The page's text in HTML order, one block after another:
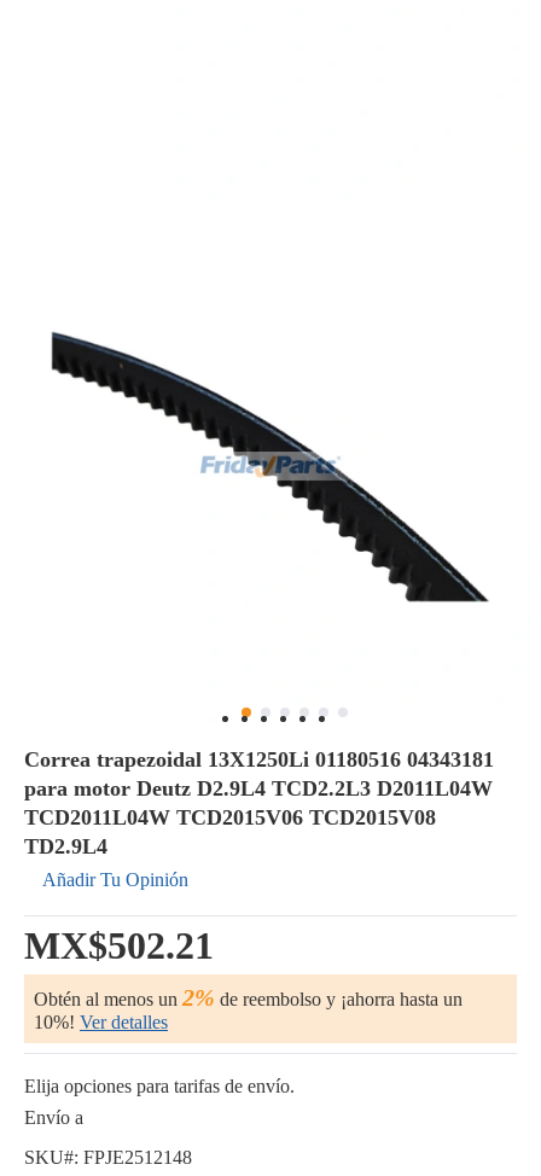
Correa trapezoidal 13X1250Li 01180516 04343181
para motor Deutz D2.9L4 TCD2.2L3 D2011L04W
TCD2011L04W TCD2015V06 TCD2015V08
TD2.9L4
Añadir Tu Opinión
MX$502.21
Obtén al menos un 2% de reembolso y ¡ahorra hasta un
10%! Ver detalles
Elija opciones para tarifas de envío.
Envío a
SKU#: FPJE2512148